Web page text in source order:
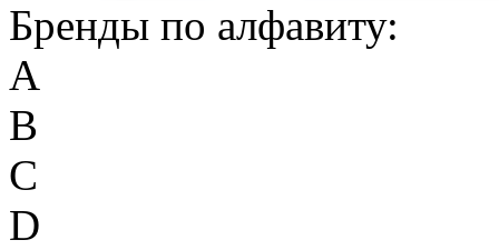
Бренды по алфавиту:
A
B
C
D